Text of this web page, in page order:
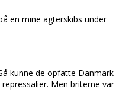
en mine agterskibs under
kunne de opfatte Danmark
Men briterne var